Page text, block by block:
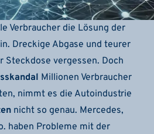
Verbraucher die Lösung der
Dreckige Abgase und teurer
Steckdose vergessen. Doch
Millionen Verbraucher
nimmt es die Autoindustrie
nicht so genau. Mercedes,
haben Probleme mit der